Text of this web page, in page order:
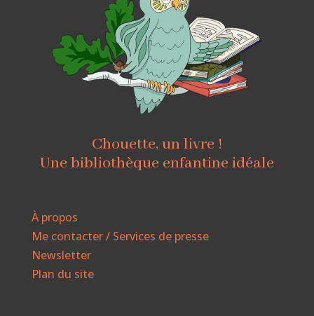
Chouette, un livre !
Une bibliothèque enfantine idéale
À propos
Me contacter / Services de presse
Newsletter
Plan du site